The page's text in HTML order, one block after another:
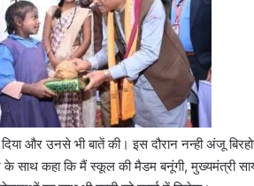
और उनसे भी बातें की। इस दौरान नन्ही अंजू
साथ कहा कि मैं स्कूल की मैडम बनूंगी, मुख्यमंत्री